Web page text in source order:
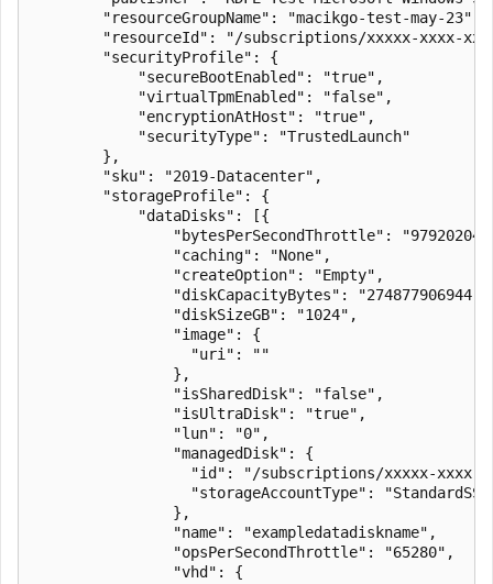
        "resourceGroupName": "macikgo-test-may-23",
"resourceId": "/subscriptions/xxxxx-xxxx-
        "securityProfile": {
            "secureBootEnabled": "true",
            "virtualTpmEnabled": "false",
            "encryptionAtHost": "true",
            "securityType": "TrustedLaunch"
        },
        "sku": "2019-Datacenter",
        "storageProfile": {
            "dataDisks": [{
"bytesPerSecondThrottle":
                "caching": "None",
                "createOption": "Empty",
                "diskCapacityBytes": "274877906944",
                "diskSizeGB": "1024",
                "image": {
                  "uri": ""
                },
                "isSharedDisk": "false",
                "isUltraDisk": "true",
                "lun": "0",
                "managedDisk": {
"id": "/subscriptions/xxxxx-
"storageAccountType":
                },
                "name": "exampledatadiskname",
                "opsPerSecondThrottle": "65280",
                "vhd": {